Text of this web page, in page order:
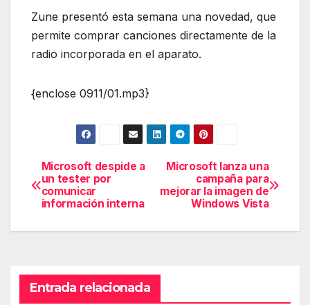
Zune presentó esta semana una novedad, que
permite comprar canciones directamente de la
radio incorporada en el aparato.
{enclose 0911/01.mp3}
Navegación
de
entradas
Microsoft lanza una
campaña para
mejorar la imagen de
Windows Vista
Microsoft despide a
un tester por
comunicar
información interna
Entrada relacionada